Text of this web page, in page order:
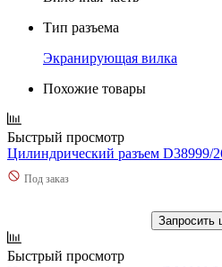
Тип разъема
Экранирующая вилка
Похожие товары
Быстрый просмотр
Цилиндрический разъем D38999/
Под заказ
Запросить
Быстрый просмотр